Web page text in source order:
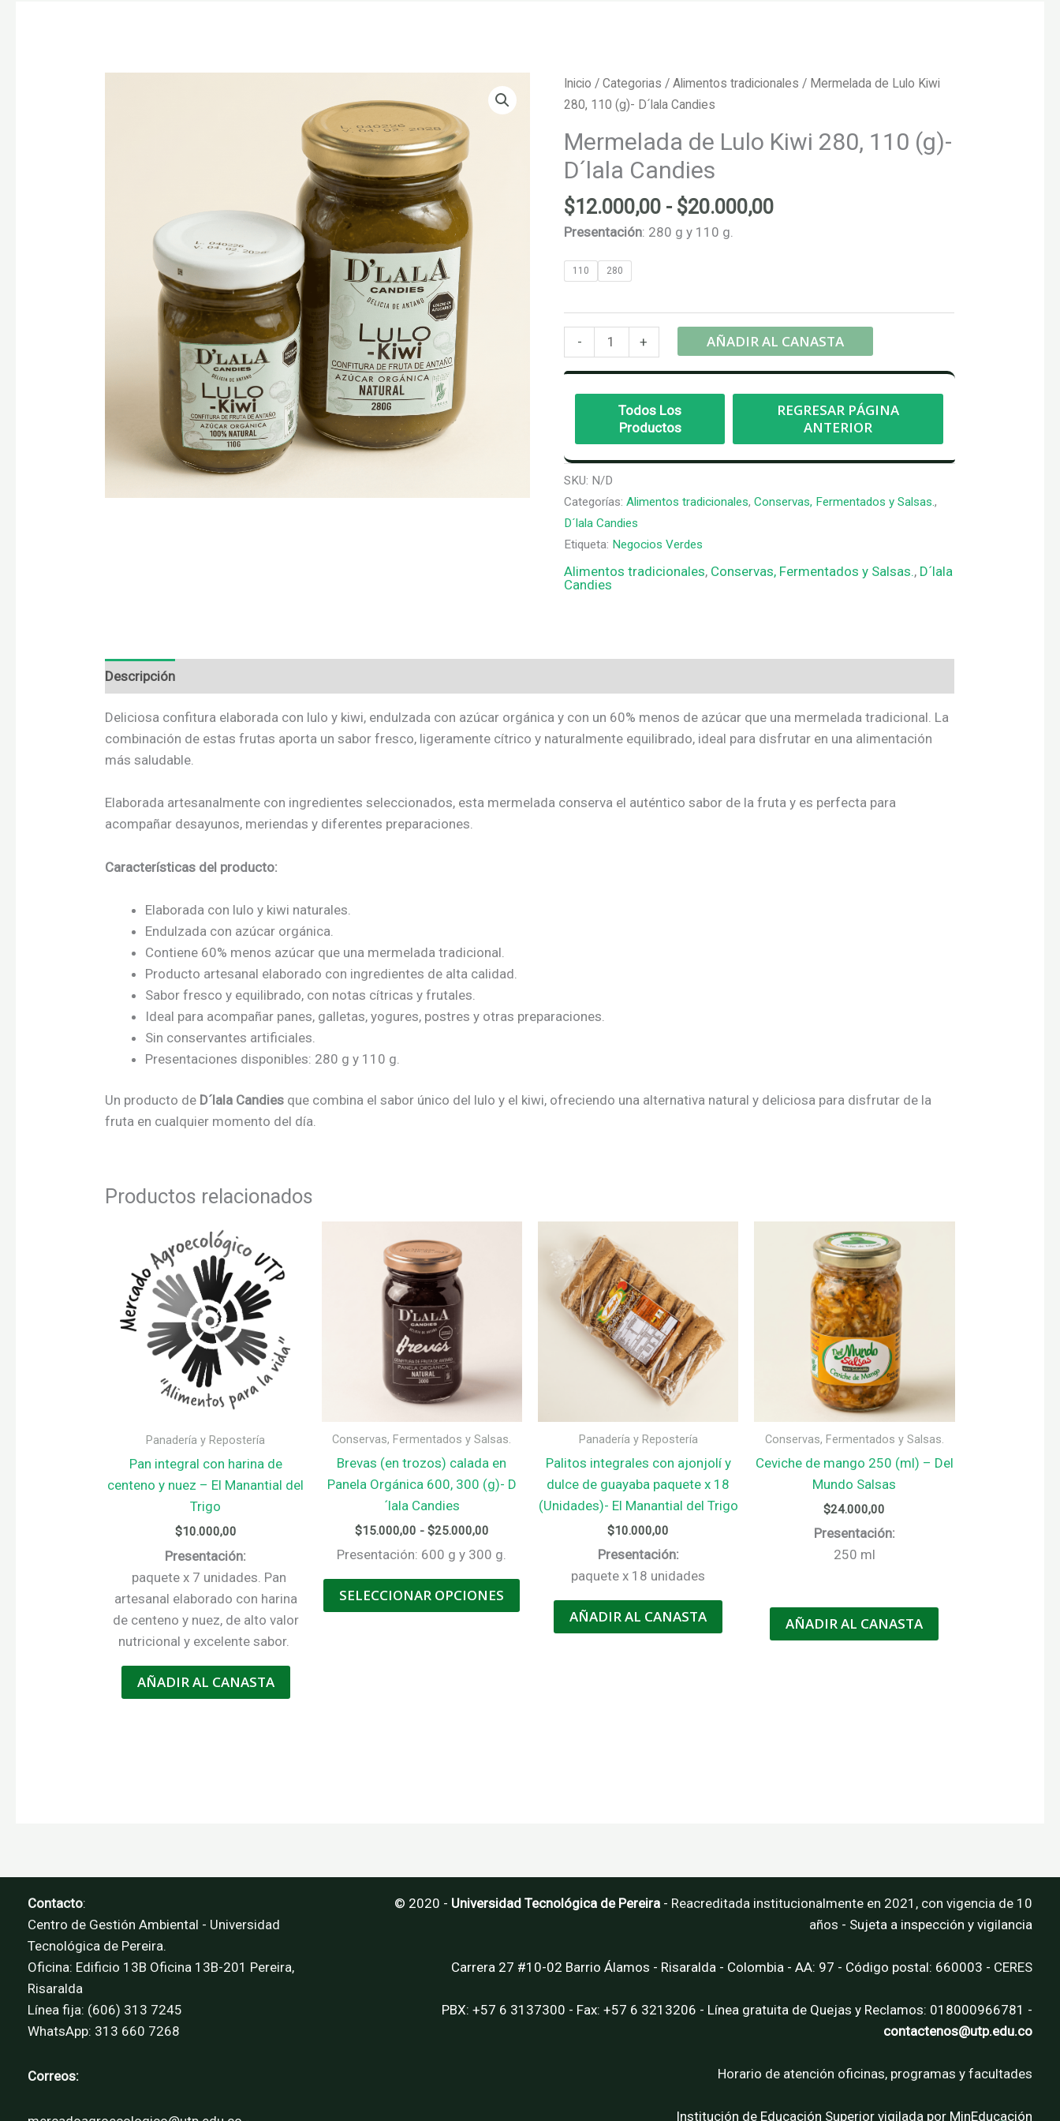
Inicio /Categorias /Alimentos tradicionales / Mermelada de Lulo Kiwi
280, 110 (g)- D´lala Candies
Mermelada de Lulo Kiwi 280, 110 (g)-
D´lala Candies
$12.000,00 - $20.000,00Rango
hasta
$20.000,00
Presentación: 280 g y 110 g.
110 280
-
Mermelada
de
Lulo
Kiwi
110
(g)-
D
´lala
Candies
cantidad
+ AÑADIR AL CANASTA
Todos Los
Productos
SKU: N/D
Categorías:Alimentos tradicionales,Conservas, Fermentados y Salsas.,
D´lala Candies
Etiqueta: Negocios Verdes
Alimentos tradicionales, Conservas, Fermentados y Salsas., D´lala
Candies
Descripción
Deliciosa confitura elaborada con lulo y kiwi, endulzada con azúcar orgánica y con un 60% menos de azúcar que una mermelada tradicional. La
combinación de estas frutas aporta un sabor fresco, ligeramente cítrico y naturalmente equilibrado, ideal para disfrutar en una alimentación
más saludable.
Elaborada artesanalmente con ingredientes seleccionados, esta mermelada conserva el auténtico sabor de la fruta y es perfecta para
acompañar desayunos, meriendas y diferentes preparaciones.
Características del producto:
Elaborada con lulo y kiwi naturales.
Endulzada con azúcar orgánica.
Contiene 60% menos azúcar que una mermelada tradicional.
Producto artesanal elaborado con ingredientes de alta calidad.
Sabor fresco y equilibrado, con notas cítricas y frutales.
Ideal para acompañar panes, galletas, yogures, postres y otras preparaciones.
Sin conservantes artificiales.
Presentaciones disponibles: 280 g y 110 g.
Un producto de D´lala Candies que combina el sabor único del lulo y el kiwi, ofreciendo una alternativa natural y deliciosa para disfrutar de la
fruta en cualquier momento del día.
Productos relacionados
Panadería y Repostería
Pan integral con harina de
centeno y nuez – El Manantial del
Trigo
$10.000,00
Presentación:
paquete x 7 unidades. Pan
artesanal elaborado con harina
de centeno y nuez, de alto valor
nutricional y excelente sabor.
AÑADIR AL CANASTA
Conservas, Fermentados y Salsas.
Brevas (en trozos) calada en
Panela Orgánica 600, 300 (g)- D
´lala Candies
$15.000,00 - $25.000,00Rango
precios:
$15.000,00
hasta
Presentación: 600 g y 300 g.
SELECCIONAR OPCIONES
Este
producto
producto
Panadería y Repostería
Palitos integrales con ajonjolí y
dulce de guayaba paquete x 18
(Unidades)- El Manantial del Trigo
$10.000,00
Presentación:
paquete x 18 unidades
AÑADIR AL CANASTA
Conservas, Fermentados y Salsas.
Ceviche de mango 250 (ml) – Del
Mundo Salsas
$24.000,00
Presentación:
250 ml
AÑADIR AL CANASTA
Contacto:
Centro de Gestión Ambiental - Universidad
Tecnológica de Pereira.
Oficina: Edificio 13B Oficina 13B-201 Pereira,
Risaralda
Línea fija: (606) 313 7245
WhatsApp: 313 660 7268
Correos:
© 2020 - Universidad Tecnológica de Pereira - Reacreditada institucionalmente en 2021, con vigencia de 10
años - Sujeta a inspección y vigilancia
Carrera 27 #10-02 Barrio Álamos - Risaralda - Colombia - AA: 97 - Código postal: 660003 - CERES
PBX: +57 6 3137300 - Fax: +57 6 3213206 - Línea gratuita de Quejas y Reclamos: 018000966781 -
contactenos@utp.edu.co
Horario de atención oficinas, programas y facultades
Institución de Educación Superior vigilada por MinEducación